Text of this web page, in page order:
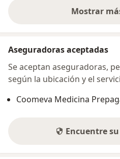
Mostrar
Aseguradoras aceptadas
Se aceptan aseguradoras,
según la ubicación y el
Coomeva Medicina
Encuentre